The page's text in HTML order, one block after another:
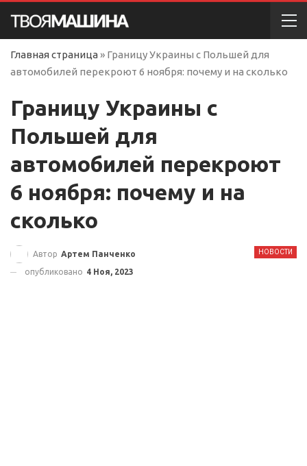
Главная страница » Границу Украины с Польшей для
автомобилей перекроют 6 ноября: почему и на сколько
Границу Украины с
Польшей для
автомобилей перекроют
6 ноября: почему и на
сколько
НОВОСТИ
Автор Артем Панченко
опубликовано 4 Ноя, 2023